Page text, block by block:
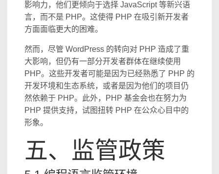
影响力，他们更倾向于选择 JavaScript 等新兴语
言，而不是 PHP。这使得 PHP 在吸引新开发者
方面面临更大的困难。
然而，尽管 WordPress 的转向对 PHP 造成了重
大影响，但仍有一部分开发者群体在继续使用
PHP。这些开发者可能是因为已经熟悉了 PHP 的
开发环境和生态系统，或者是因为他们的项目仍
然依赖于 PHP。此外，PHP 基金会也在努力为
PHP 提供支持，试图扭转 PHP 在公众心目中的
形象。
五、监管政策